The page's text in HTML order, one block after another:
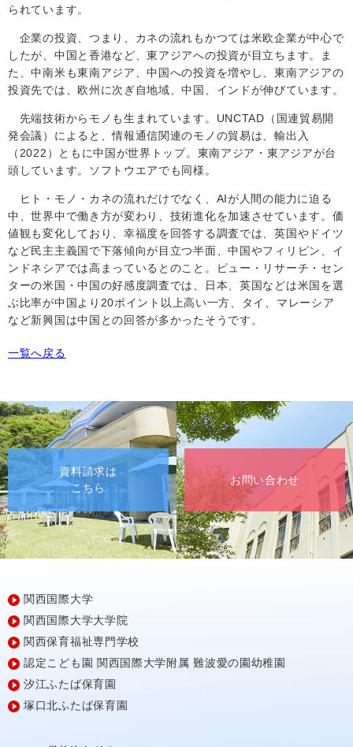
られています。
企業の投資、つまり、カネの流れもかつては米欧企業が中心で
したが、中国と香港など、東アジアへの投資が目立ちます。ま
た、中南米も東南アジア、中国への投資を増やし、東南アジアの
投資先では、欧州に次ぎ自地域、中国、インドが伸びています。
先端技術からモノも生まれています。 UNCTAD（ 国連貿易開
発会議）によると、情報通信関連のモノの貿易は、輸出入
（2022）ともに中国が世界トップ。東南アジア・東アジアが台
頭しています。ソフトウエアでも同様。
ヒト・モノ・カネの流れだけでなく、 AIが人間の能力に迫る
中、世界中で働き方が変わり、技術進化を加速させています。価
値観も変化しており、幸福度を回答する調査では、英国やドイツ
など民主主義国で下落傾向が目立つ半面、中国やフィリピン、イ
ンドネシアでは高まっているとのこと。ピュー・リサーチ・セン
ターの米国・中国の好感度調査では、日本、英国などは米国を選
ぶ比率が中国より 20ポイント以上高い一方、タイ、マレーシア
など新興国は中国との回答が多かったそうです。
一覧へ戻る
資料請求は
こちら
お問い合わせ
関西国際大学
関西国際大学大学院
関西保育福祉専門学校
認定こども園 関西国際大学附属 難波愛の園幼稚園
汐江ふたば保育園
塚口北ふたば保育園